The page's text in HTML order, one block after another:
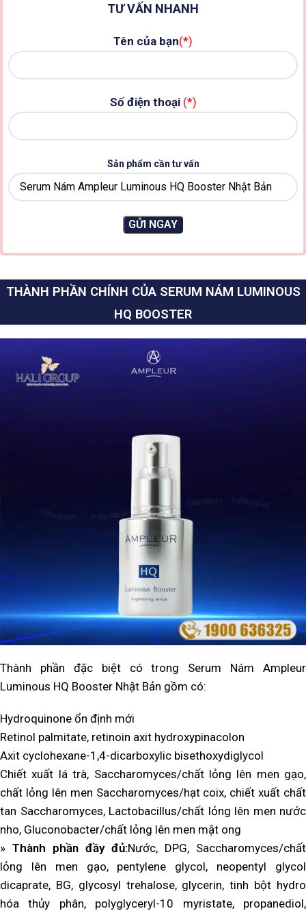
TƯ VẤN NHANH
Tên của bạn(*)
Số điện thoại (*)
Sản phẩm cần tư vấn
THÀNH PHẦN CHÍNH CỦA SERUM NÁM LUMINOUS
HQ BOOSTER
Thành phần đặc biệt có trong Serum Nám Ampleur
Luminous HQ Booster Nhật Bản gồm có:
Hydroquinone ổn định mới
Retinol palmitate, retinoin axit hydroxypinacolon
Axit cyclohexane-1,4-dicarboxylic bisethoxydiglycol
Chiết xuất lá trà, Saccharomyces/chất lỏng lên men gạo,
chất lỏng lên men Saccharomyces/hạt coix, chiết xuất chất
tan Saccharomyces, Lactobacillus/chất lỏng lên men nước
nho, Gluconobacter/chất lỏng lên men mật ong
» Thành phần đầy đủ:Nước, DPG, Saccharomyces/chất
lỏng lên men gạo, pentylene glycol, neopentyl glycol
dicaprate, BG, glycosyl trehalose, glycerin, tinh bột hydro
hóa thủy phân, polyglyceryl-10 myristate, propanediol,